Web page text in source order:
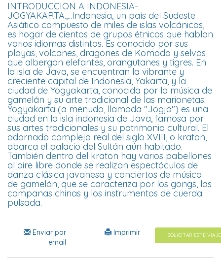
INTRODUCCION A INDONESIA-
JOGYAKARTA.,...Indonesia, un país del Sudeste
Asiático compuesto de miles de islas volcánicas,
es hogar de cientos de grupos étnicos que hablan
varios idiomas distintos. Es conocido por sus
playas, volcanes, dragones de Komodo y selvas
que albergan elefantes, orangutanes y tigres. En
la isla de Java, se encuentran la vibrante y
creciente capital de Indonesia, Yakarta, y la
ciudad de Yogyakarta, conocida por la música de
gamelán y su arte tradicional de las marionetas.
Yogyakarta (a menudo, llamada "Jogja") es una
ciudad en la isla indonesia de Java, famosa por
sus artes tradicionales y su patrimonio cultural. El
adornado complejo real del siglo XVIII, o kraton,
abarca el palacio del Sultán aún habitado.
También dentro del kraton hay varios pabellones
al aire libre donde se realizan espectáculos de
danza clásica javanesa y conciertos de música
de gamelán, que se caracteriza por los gongs, las
campanas chinas y los instrumentos de cuerda
pulsada.
SOLICITAR ESTE VIAJE
Imprimir
Enviar por
email